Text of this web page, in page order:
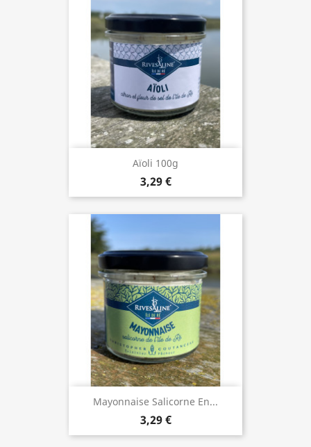
Aïoli 100g
3,29 €
Mayonnaise Salicorne En...
3,29 €